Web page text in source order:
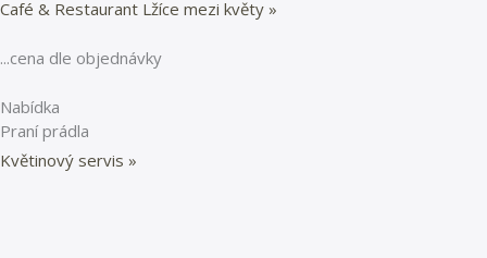
Café & Restaurant Lžíce mezi květy »
...cena dle objednávky
Nabídka
Praní prádla
Květinový servis »